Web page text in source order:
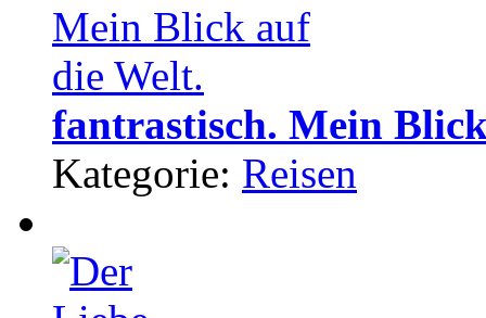
fantrastisch. Mein
Kategorie: Reisen